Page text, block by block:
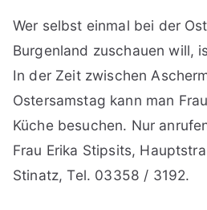
Wer selbst einmal bei der
Burgenland zuschauen will,
In der Zeit zwischen
Ostersamstag kann man
Küche besuchen. Nur
Frau Erika Stipsits,
Stinatz, Tel. 03358 / 3192.